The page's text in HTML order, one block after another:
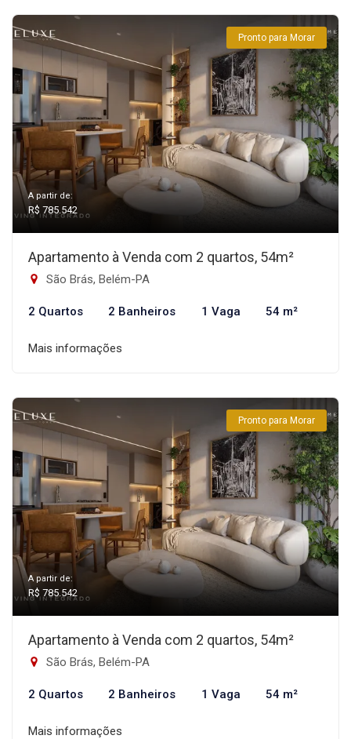
Pronto para Morar
A partir de:
R$ 785.542
Apartamento à Venda com 2 quartos, 54m²
São Brás, Belém-PA
2 Quartos 2 Banheiros 1 Vaga 54 m²
Mais informações
Pronto para Morar
A partir de:
R$ 785.542
Apartamento à Venda com 2 quartos, 54m²
São Brás, Belém-PA
2 Quartos 2 Banheiros 1 Vaga 54 m²
Mais informações